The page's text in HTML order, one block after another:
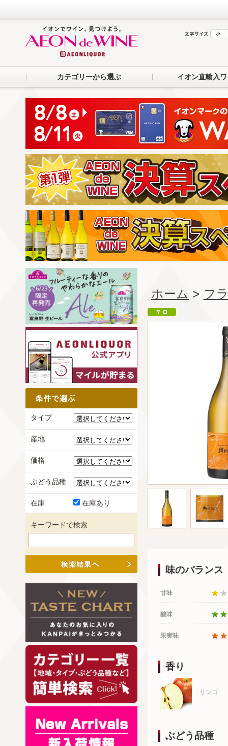
カテゴリーから選ぶ イオン直輸入
ホーム > フ
味のバランス
甘味
酸味
果実味
香り
リンゴ
ぶどう品種
タイプ
産地
価格
ぶどう品種
在庫 在庫あり
キーワードで検索